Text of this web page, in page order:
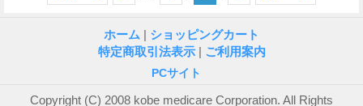
ホーム | ショッピングカート
特定商取引法表示 | ご利用案内
PCサイト
Copyright (C) 2008 kobe medicare Corporation. All Rights